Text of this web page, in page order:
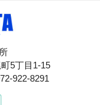
5丁目1-15
922-8291